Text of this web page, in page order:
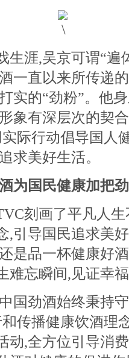
涯,吴京可谓“遍
一直以来所传递
实的“劲粉”。他
象有深层次的契
际行动倡导国人
求美好生活。
国民健康加把劲
刻画了平凡人生
,引导国民追求美
是品一杯健康好
难忘瞬间,见证幸
劲酒始终秉持守
传播健康饮酒理
动,全方位引导消